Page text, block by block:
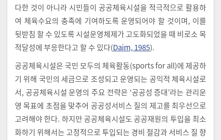
다한 것이 아니라 시민들이 공공체육시설을 적극적으로 활용하
여 체육수요의 충족에 기여하도록 운영되어야 할 것이며, 이를
뒷받침 할 수 있도록 시설운영체제가 고도화되었을 때 비로소 목
적달성에 부응한다고 할 수 있다(Daim, 1985).
공공체육시설은 국민 모두의 체육활동(sports for all)에 제공하
기 위해 국민의 세금으로 조성되고 운영되는 공익적 체육시설로
서, 공공체육시설 운영의 주요 전략은 ‘공공성 증대’라는 관리운
영 목표에 초점을 맞추어 공공성서비스 질의 제고를 최우선으로
고려해야 한다. 하지만 공공체육시설도 공공재원의 투입을 최소
화하기 위해서는 고정적으로 투입되는 경비 절감과 서비스 질 향